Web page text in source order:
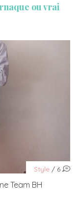
ou vrai
Style / 6
Team BH